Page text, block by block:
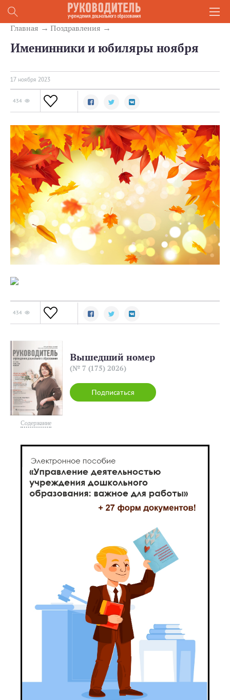
Главная Поздравления
Именинники и юбиляры ноября
17 ноября 2023
434
434
Содержание
Подписаться
Вышедший номер
(№ 7 (175) 2026)